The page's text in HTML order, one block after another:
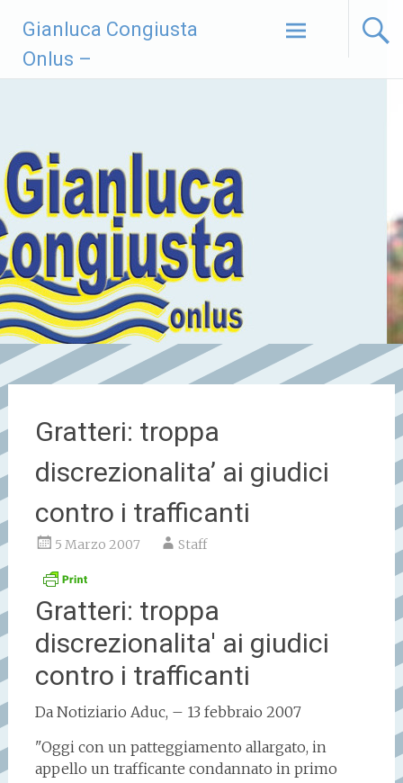
contenuto
Gianluca Congiusta
Onlus –
Gratteri: troppa
discrezionalita’ ai giudici
contro i trafficanti
5 Marzo 2007 Staff
Gratteri: troppa
discrezionalita' ai giudici
contro i trafficanti
Da Notiziario Aduc, – 13 febbraio 2007
"Oggi con un patteggiamento allargato, in
appello un trafficante condannato in primo